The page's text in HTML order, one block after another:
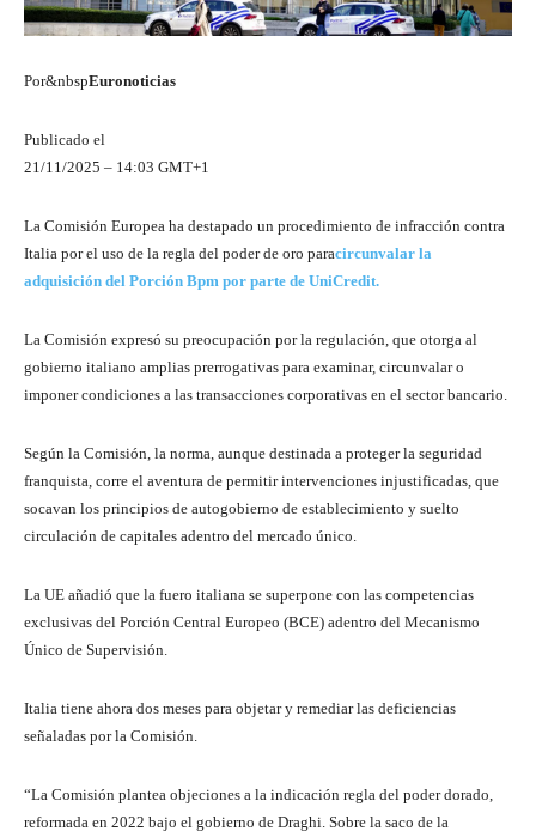
Por&nbspEuronoticias
Publicado el
21/11/2025 – 14:03 GMT+1
La Comisión Europea ha destapado un procedimiento de infracción contra
Italia por el uso de la regla del poder de oro paracircunvalar la
adquisición del Porción Bpm por parte de UniCredit.
La Comisión expresó su preocupación por la regulación, que otorga al
gobierno italiano amplias prerrogativas para examinar, circunvalar o
imponer condiciones a las transacciones corporativas en el sector bancario.
Según la Comisión, la norma, aunque destinada a proteger la seguridad
franquista, corre el aventura de permitir intervenciones injustificadas, que
socavan los principios de autogobierno de establecimiento y suelto
circulación de capitales adentro del mercado único.
La UE añadió que la fuero italiana se superpone con las competencias
exclusivas del Porción Central Europeo (BCE) adentro del Mecanismo
Único de Supervisión.
Italia tiene ahora dos meses para objetar y remediar las deficiencias
señaladas por la Comisión.
“La Comisión plantea objeciones a la indicación regla del poder dorado,
reformada en 2022 bajo el gobierno de Draghi. Sobre la saco de la